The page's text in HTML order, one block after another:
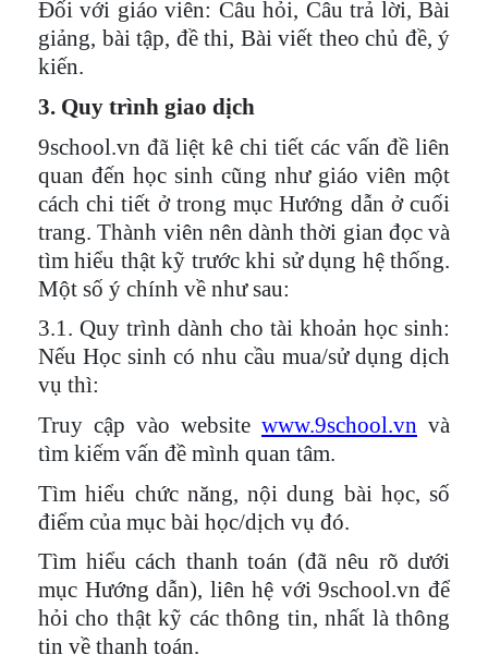
Đối với giáo viên: Câu hỏi, Câu trả lời, Bài
giảng, bài tập, đề thi, Bài viết theo chủ đề, ý
kiến.
3. Quy trình giao dịch
9school.vn đã liệt kê chi tiết các vấn đề liên
quan đến học sinh cũng như giáo viên một
cách chi tiết ở trong mục Hướng dẫn ở cuối
trang. Thành viên nên dành thời gian đọc và
tìm hiểu thật kỹ trước khi sử dụng hệ thống.
Một số ý chính về như sau:
3.1. Quy trình dành cho tài khoản học sinh:
Nếu Học sinh có nhu cầu mua/sử dụng dịch
vụ thì:
Truy cập vào website www.9school.vn và
tìm kiếm vấn đề mình quan tâm.
Tìm hiểu chức năng, nội dung bài học, số
điểm của mục bài học/dịch vụ đó.
Tìm hiểu cách thanh toán (đã nêu rõ dưới
mục Hướng dẫn), liên hệ với 9school.vn để
hỏi cho thật kỹ các thông tin, nhất là thông
tin về thanh toán.